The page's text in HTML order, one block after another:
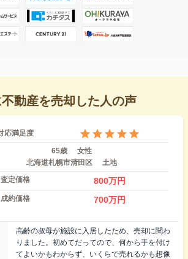
動産を売却した人の声
応満足度
65歳
女性
北海道札幌市清田区
土地
査定価格
800万円
成約価格 700万円
高齢の叔母が施設に入居したため、売却に関わ
りました。初めてだってので、何から手を付け
てよいかもわからず、いくらで売れるかも想像